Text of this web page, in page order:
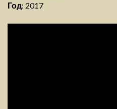
Год: 2017